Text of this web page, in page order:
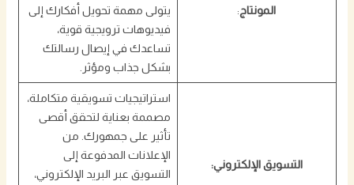
المونتاج:
يتولى مهمة تحويل أفكارك إلى
فيديوهات ترويجية قوية،
تساعدك في إيصال رسالتك
بشكل جذاب ومؤثر.
التسويق الإلكتروني:
استراتيجيات تسويقية متكاملة،
مصممة بعناية لتحقق أقصى
تأثير على جمهورك. من
الإعلانات المدفوعة إلى
التسويق عبر البريد الإلكتروني،